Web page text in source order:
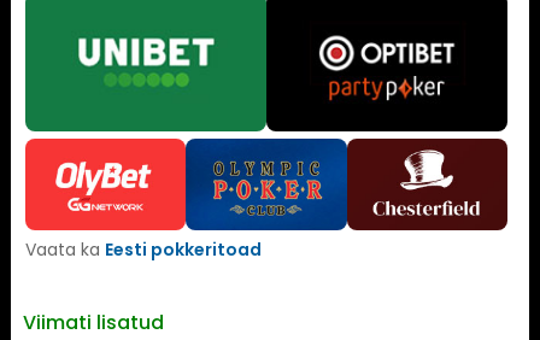
Vaata ka Eesti pokkeritoad
Viimati lisatud